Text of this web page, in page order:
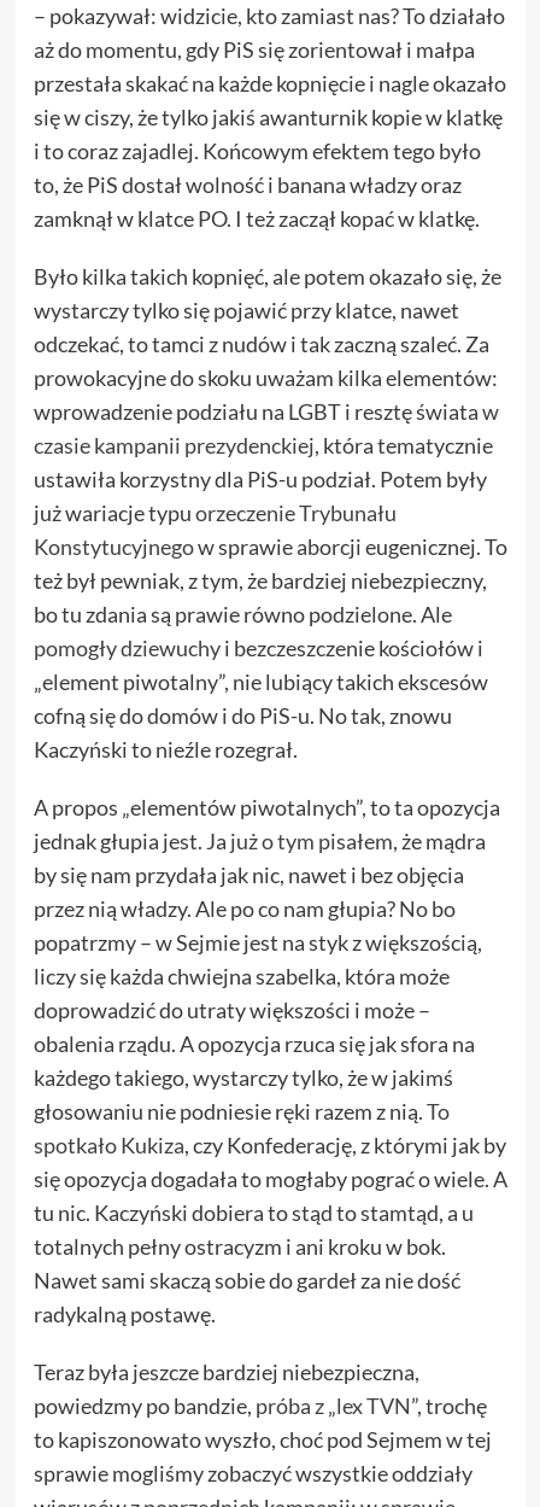
– pokazywał: widzicie, kto zamiast nas? To działało
aż do momentu, gdy PiS się zorientował i małpa
przestała skakać na każde kopnięcie i nagle okazało
się w ciszy, że tylko jakiś awanturnik kopie w klatkę
i to coraz zajadlej. Końcowym efektem tego było
to, że PiS dostał wolność i banana władzy oraz
zamknął w klatce PO. I też zaczął kopać w klatkę.
Było kilka takich kopnięć, ale potem okazało się, że
wystarczy tylko się pojawić przy klatce, nawet
odczekać, to tamci z nudów i tak zaczną szaleć. Za
prowokacyjne do skoku uważam kilka elementów:
wprowadzenie podziału na LGBT i resztę świataw
czasie kampanii prezydenckiej, która tematycznie
ustawiła korzystny dla PiS-u podział. Potem były
już wariacje typuorzeczenie Trybunału
Konstytucyjnegow sprawie aborcji eugenicznej. To
też był pewniak, z tym, że bardziej niebezpieczny,
bo tu zdania są prawie równo podzielone. Ale
pomogły dziewuchyi bezczeszczenie kościołów i
„element piwotalny”, nie lubiący takich ekscesów
cofną się do domów i do PiS-u. No tak, znowu
Kaczyński to nieźle rozegrał.
A propos „elementów piwotalnych”, to ta opozycja
jednak głupia jest. Ja już o tym pisałem, że mądra
by się nam przydała jak nic, nawet i bez objęcia
przez nią władzy. Ale po co nam głupia? No bo
popatrzmy – w Sejmie jest na styk z większością,
liczy się każda chwiejna szabelka, która może
doprowadzić do utraty większości i może –
obalenia rządu. A opozycja rzuca się jak sfora na
każdego takiego, wystarczy tylko, że w jakimś
głosowaniu nie podniesie ręki razem z nią.To
spotkało Kukiza, czy Konfederację, z którymi jak by
się opozycja dogadała to mogłaby pograć o wiele. A
tu nic. Kaczyński dobiera to stąd to stamtąd, a u
totalnych pełny ostracyzm i ani kroku w bok.
Nawet sami skaczą sobie do gardeł za nie dość
radykalną postawę.
Teraz była jeszcze bardziej niebezpieczna,
powiedzmy po bandzie, próba z „lex TVN”, trochę
to kapiszonowato wyszło, choć pod Sejmem w tej
sprawie mogliśmy zobaczyć wszystkie oddziały